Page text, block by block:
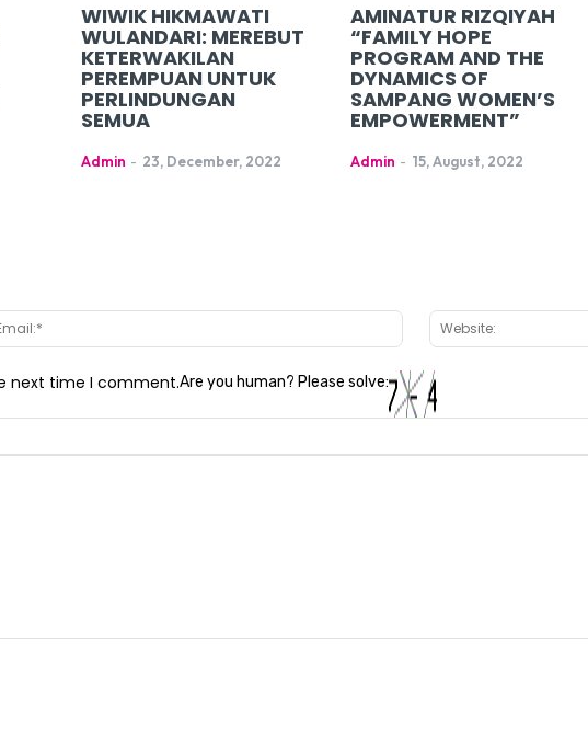
WIWIK HIKMAWATI
WULANDARI: MEREBUT
KETERWAKILAN
PEREMPUAN UNTUK
PERLINDUNGAN
SEMUA
Admin - 23, December, 2022
AMINATUR RIZQIYAH
“FAMILY HOPE
PROGRAM AND THE
DYNAMICS OF
SAMPANG WOMEN’S
EMPOWERMENT”
Admin - 15, August, 2022
Email:*
next time I comment.Are you human? Please solve: